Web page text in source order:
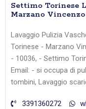
Settimo Torinese
Marzano Vincenzo
Lavaggio Pulizia
Torinese - Marzano
- 10036, - Settimo
Email: - si occupa di
tombini, Lavaggio
3391360272